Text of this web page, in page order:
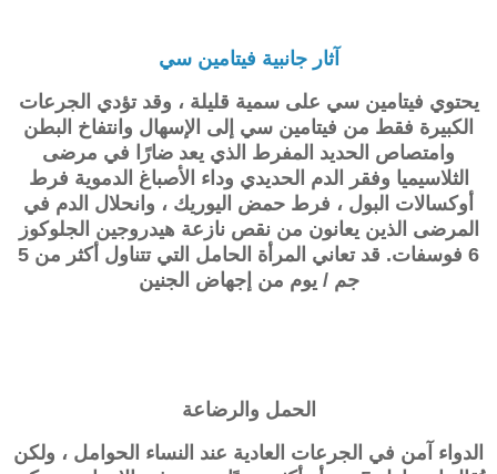
آثار جانبية فيتامين سي
يحتوي فيتامين سي على سمية قليلة ، وقد تؤدي الجرعات
الكبيرة فقط من فيتامين سي إلى الإسهال وانتفاخ البطن
وامتصاص الحديد المفرط الذي يعد ضارًا في مرضى
الثلاسيميا وفقر الدم الحديدي وداء الأصباغ الدموية فرط
أوكسالات البول ، فرط حمض اليوريك ، وانحلال الدم في
المرضى الذين يعانون من نقص نازعة هيدروجين الجلوكوز
6 فوسفات. قد تعاني المرأة الحامل التي تتناول أكثر من 5
جم / يوم من إجهاض الجنين
الحمل والرضاعة
الدواء آمن في الجرعات العادية عند النساء الحوامل ، ولكن